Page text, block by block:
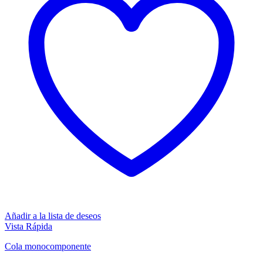
Añadir a la lista de deseos
Vista Rápida
Cola monocomponente